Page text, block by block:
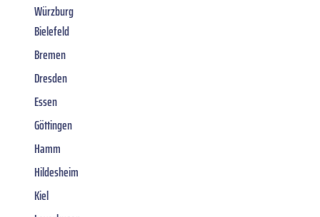
Würzburg
Bielefeld
Bremen
Dresden
Essen
Göttingen
Hamm
Hildesheim
Kiel